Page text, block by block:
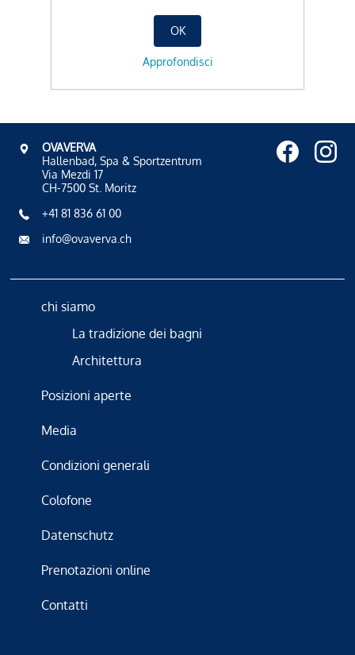
OVAVERVA
Hallenbad, Spa & Sportzentrum
Via Mezdi 17
CH-7500 St. Moritz
+41 81 836 61 00
info@ovaverva.ch
chi siamo
La tradizione dei bagni
Architettura
Posizioni aperte
Media
Condizioni generali
Colofone
Datenschutz
Prenotazioni online
Contatti
OK
Approfondisci